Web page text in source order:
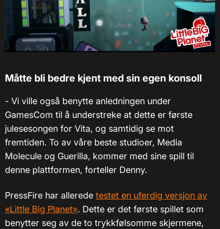
Måtte bli bedre kjent med sin egen konsoll
- Vi ville også benytte anledningen under
GamesCom til å understreke at dette er første
julesesongen for Vita, og samtidig se mot
fremtiden. To av våre beste studioer, Media
Molecule og Guerilla, kommer med sine spill til
denne plattformen, forteller Denny.
PressFire har allerede testet en uferdig versjon av
«Little Big Planet». Dette er det første spillet som
benytter seg av de to trykkfølsomme skjermene,